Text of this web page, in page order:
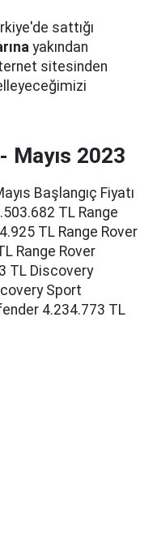
sattığı
yakından
sitesinden
Mayıs 2023
Başlangıç Fiyatı
TL Range
TL Range Rover
Range Rover
TL Discovery
Sport
4.234.773 TL